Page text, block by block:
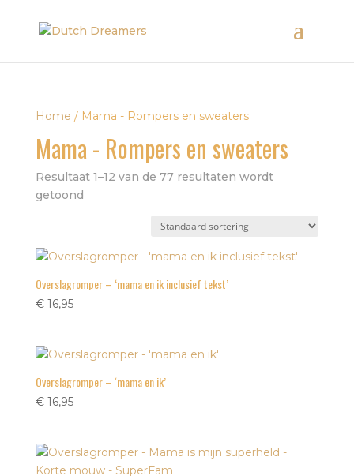
Home / Mama - Rompers en sweaters
Mama - Rompers en sweaters
Resultaat 1–12 van de 77 resultaten wordt
getoond
Overslagromper – ‘mama en ik inclusief tekst’
€16,95
Overslagromper – ‘mama en ik’
€16,95